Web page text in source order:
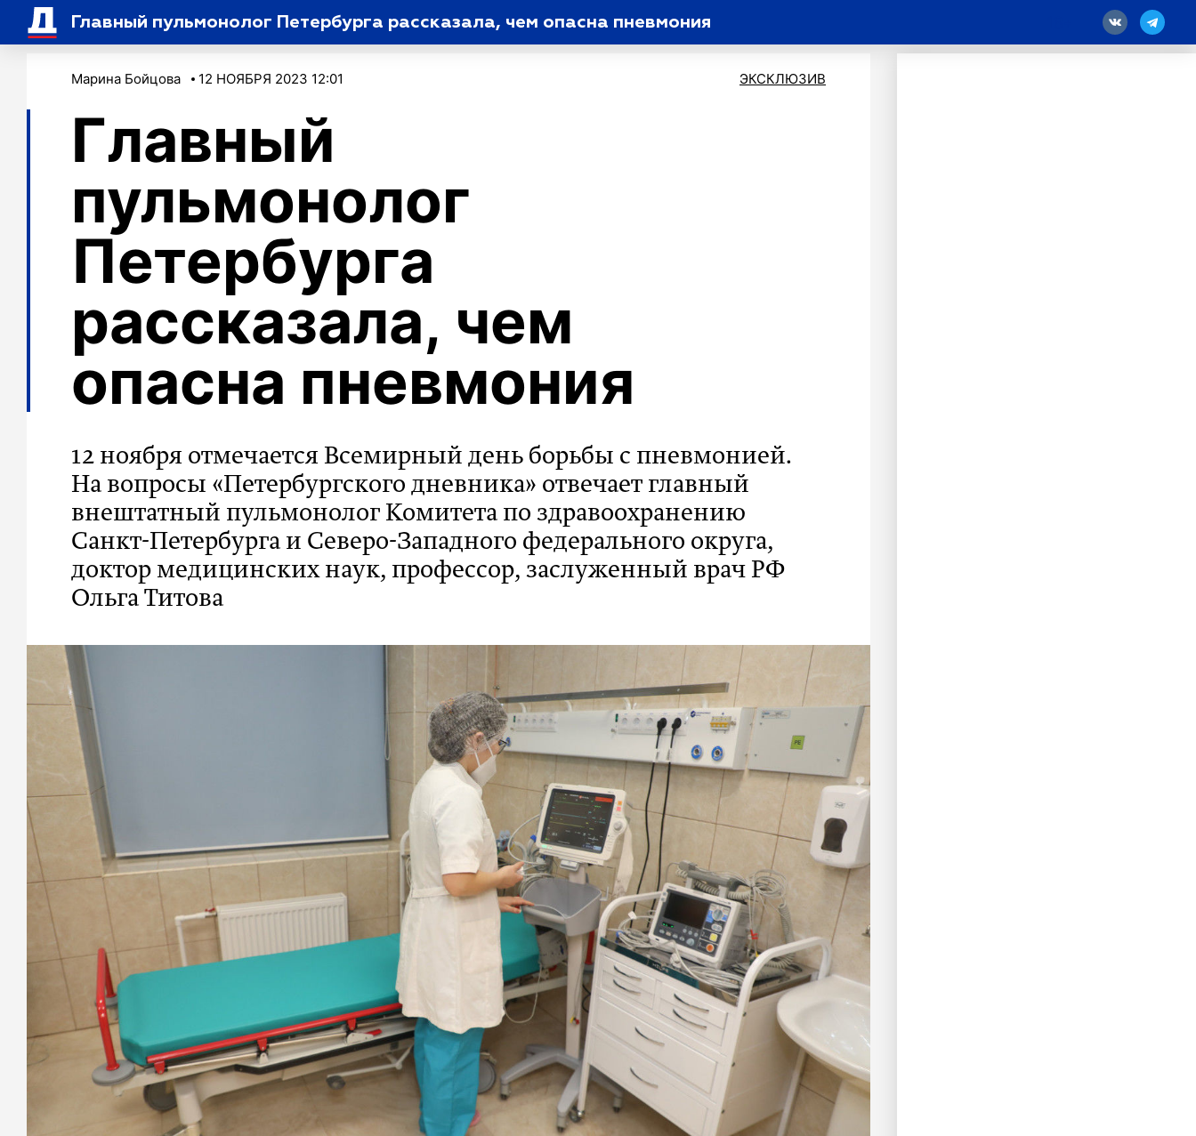
Главный пульмонолог Петербурга рассказала, чем опасна пневмония
Марина Бойцова 12 НОЯБРЯ 2023 12:01 ЭКСКЛЮЗИВ
Главный
пульмонолог
Петербурга
рассказала, чем
опасна пневмония
12 ноября отмечается Всемирный день борьбы с пневмонией.
На вопросы «Петербургского дневника» отвечает главный
внештатный пульмонолог Комитета по здравоохранению
Санкт-Петербурга и Северо-Западного федерального округа,
доктор медицинских наук, профессор, заслуженный врач РФ
Ольга Титова